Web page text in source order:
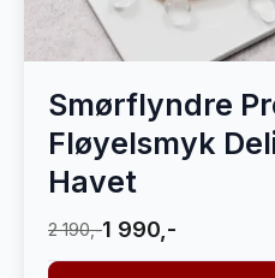
Smørflyndre
Fløyelsmyk
Havet
2 190,-1 990,-